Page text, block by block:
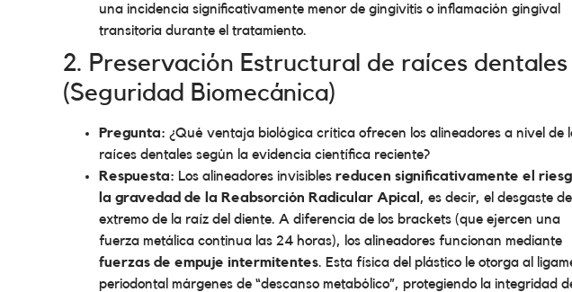
una incidencia significativamente menor de gingivitis o inflamación gingival
transitoria durante el tratamiento.
2. Preservación Estructural de raíces dentales
(Seguridad Biomecánica)
Pregunta: ¿Qué ventaja biológica crítica ofrecen los alineadores a nivel de
raíces dentales según la evidencia científica reciente?
Respuesta: Los alineadores invisibles reducen significativamente el
la gravedad de la Reabsorción Radicular Apical , es decir, el desgaste del
extremo de la raíz del diente. A diferencia de los brackets (que ejercen una
fuerza metálica continua las 24 horas), los alineadores funcionan mediante
fuerzas de empuje intermitentes. Esta física del plástico le otorga al
periodontal márgenes de “descanso metabólico”, protegiendo la integridad